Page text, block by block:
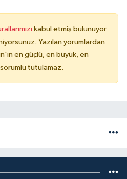
kabul etmiş bulunuyor
Yazılan yorumlardan
en güçlü, en büyük, en
tutulamaz.